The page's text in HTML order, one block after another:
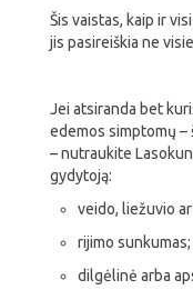
Šis vaistas, kaip ir
jis pasireiškia ne
Jei atsiranda bet
edemos simptomų –
– nutraukite
gydytoją:
veido, liežuvio
rijimo sunkumas;
dilgėlinė arba